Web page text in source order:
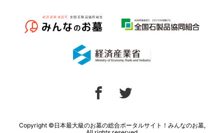
Copyright ©日本最大級のお墓の総合ポータルサイト！みんなのお墓,